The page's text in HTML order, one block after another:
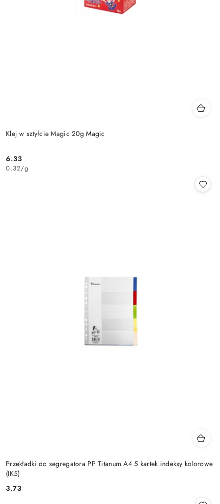
Klej w sztyfcie Magic 20g Magic
Cena:
6.33
0.32/g
Przekładki do segregatora PP Titanum A4 5 kartek indeksy kolorowe
(IK5)
Cena:
3.73